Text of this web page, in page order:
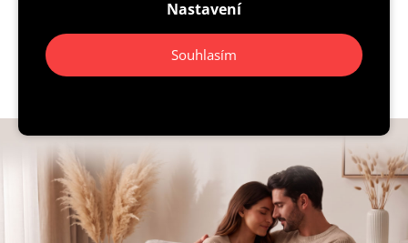
Nastavení
Souhlasím
vodu nebo parfemovanou vodu. Dejte pozor,
co za své peníze kupujete!